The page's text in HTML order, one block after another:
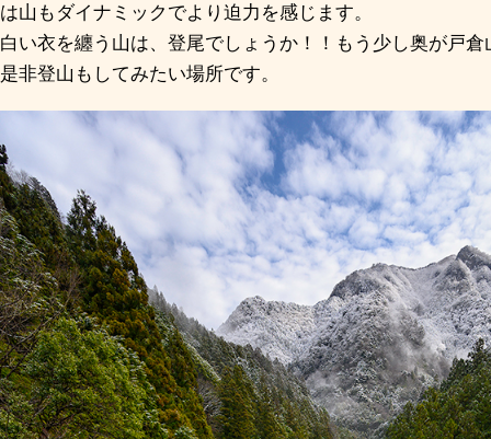
は山もダイナミックでより迫力を感じます。
白い衣を纏う山は、登尾でしょうか！！もう少し奥が戸倉
是非登山もしてみたい場所です。